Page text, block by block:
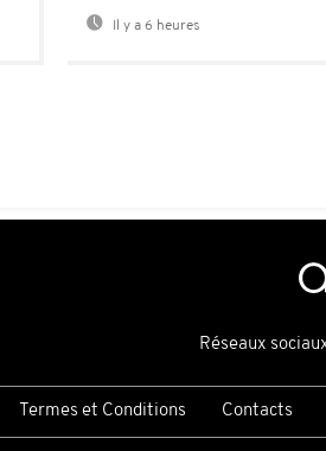
Il y a 6 heures
Réseaux
Termes et Conditions Contacts